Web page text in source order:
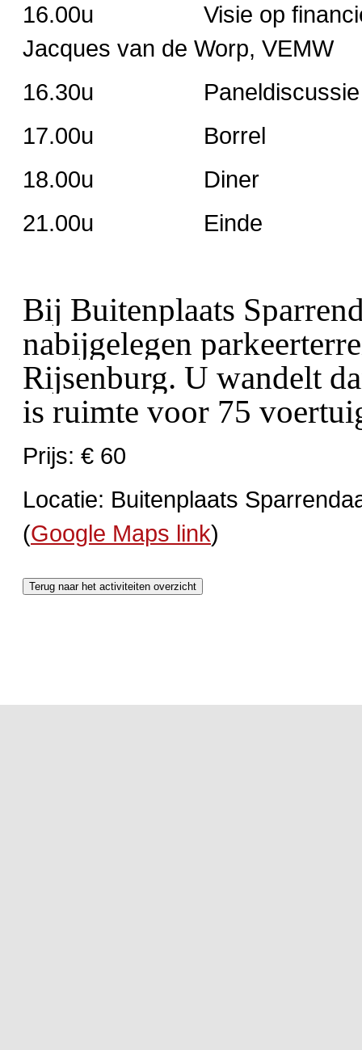
16.00u Visie op
Jacques van de Worp, VEMW
16.30u Paneldiscussie
17.00u Borrel
18.00u Diner
21.00u Einde
Bij Buitenplaats
nabijgelegen
Rijsenburg. U wandelt
is ruimte voor 75
Prijs: € 60
Locatie: Buitenplaats
(Google Maps link)